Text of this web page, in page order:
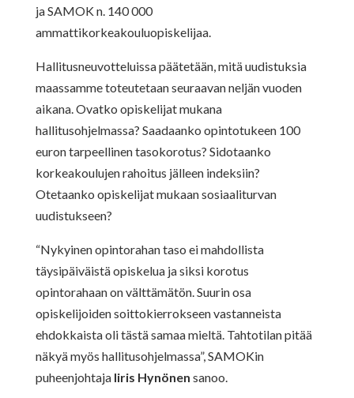
ja SAMOK n. 140 000
ammattikorkeakouluopiskelijaa.
Hallitusneuvotteluissa päätetään, mitä uudistuksia
maassamme toteutetaan seuraavan neljän vuoden
aikana. Ovatko opiskelijat mukana
hallitusohjelmassa? Saadaanko opintotukeen 100
euron tarpeellinen tasokorotus? Sidotaanko
korkeakoulujen rahoitus jälleen indeksiin?
Otetaanko opiskelijat mukaan sosiaaliturvan
uudistukseen?
“Nykyinen opintorahan taso ei mahdollista
täysipäiväistä opiskelua ja siksi korotus
opintorahaan on välttämätön. Suurin osa
opiskelijoiden soittokierrokseen vastanneista
ehdokkaista oli tästä samaa mieltä. Tahtotilan pitää
näkyä myös hallitusohjelmassa”, SAMOKin
puheenjohtaja Iiris Hynönen sanoo.